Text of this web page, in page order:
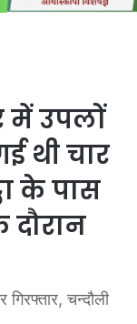
में उपलों
थी चार
के पास
दौरान
गिरफ्तार, चन्दौली